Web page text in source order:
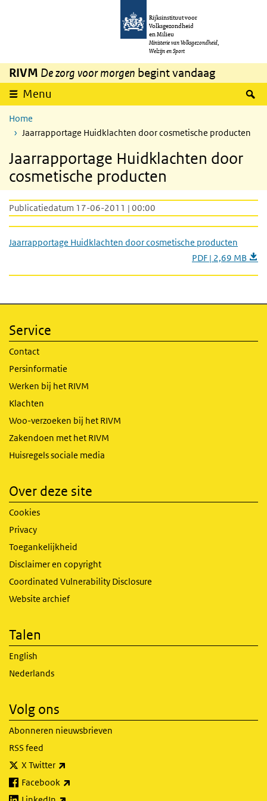
Overslaan en naar de inhoud gaan
Rijksinstituut voor
Volksgezondheid
en Milieu
Ministerie van Volksgezondheid,
Welzijn en Sport
RIVM De zorg voor morgen begint vandaag
Menu
Home
Jaarrapportage Huidklachten door cosmetische producten
Jaarrapportage Huidklachten door
cosmetische producten
Publicatiedatum 17-06-2011 | 00:00
Jaarrapportage Huidklachten door cosmetische producten
PDF | 2,69 MB
Service
Contact
Persinformatie
Werken bij het RIVM
Klachten
Woo-verzoeken bij het RIVM
Zakendoen met het RIVM
Huisregels sociale media
Over deze site
Cookies
Privacy
Toegankelijkheid
Disclaimer en copyright
Coordinated Vulnerability Disclosure
Website archief
Talen
English
Nederlands
Volg ons
Abonneren nieuwsbrieven
RSS feed
X Twitter
Facebook